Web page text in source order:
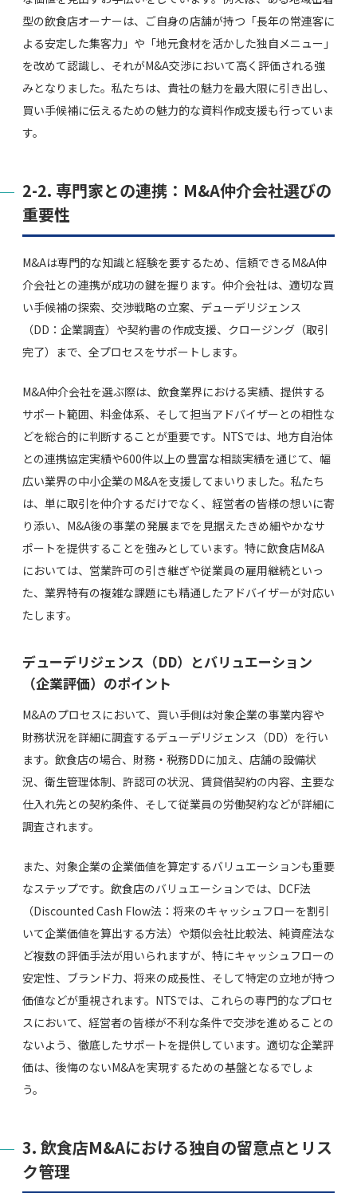
型の飲食店オーナーは、ご自身の店舗が持つ「長年の常連客に
よる安定した集客力」や「地元食材を活かした独自メニュー」
を改めて認識し、それがM&A交渉において高く評価される強
みとなりました。私たちは、貴社の魅力を最大限に引き出し、
買い手候補に伝えるための魅力的な資料作成支援も行っていま
す。
2-2. 専門家との連携：M&A仲介会社選びの
重要性
M&Aは専門的な知識と経験を要するため、信頼できるM&A仲
介会社との連携が成功の鍵を握ります。仲介会社は、適切な買
い手候補の探索、交渉戦略の立案、デューデリジェンス
（DD：企業調査）や契約書の作成支援、クロージング（取引
完了）まで、全プロセスをサポートします。
M&A仲介会社を選ぶ際は、飲食業界における実績、提供する
サポート範囲、料金体系、そして担当アドバイザーとの相性な
どを総合的に判断することが重要です。NTSでは、地方自治体
との連携協定実績や600件以上の豊富な相談実績を通じて、幅
広い業界の中小企業のM&Aを支援してまいりました。私たち
は、単に取引を仲介するだけでなく、経営者の皆様の想いに寄
り添い、M&A後の事業の発展までを見据えたきめ細やかなサ
ポートを提供することを強みとしています。特に飲食店M&A
においては、営業許可の引き継ぎや従業員の雇用継続といっ
た、業界特有の複雑な課題にも精通したアドバイザーが対応い
たします。
デューデリジェンス（DD）とバリュエーション
（企業評価）のポイント
M&Aのプロセスにおいて、買い手側は対象企業の事業内容や
財務状況を詳細に調査するデューデリジェンス（DD）を行い
ます。飲食店の場合、財務・税務DDに加え、店舗の設備状
況、衛生管理体制、許認可の状況、賃貸借契約の内容、主要な
仕入れ先との契約条件、そして従業員の労働契約などが詳細に
調査されます。
また、対象企業の企業価値を算定するバリュエーションも重要
なステップです。飲食店のバリュエーションでは、DCF法
（Discounted Cash Flow法：将来のキャッシュフローを割引
いて企業価値を算出する方法）や類似会社比較法、純資産法な
ど複数の評価手法が用いられますが、特にキャッシュフローの
安定性、ブランド力、将来の成長性、そして特定の立地が持つ
価値などが重視されます。NTSでは、これらの専門的なプロセ
スにおいて、経営者の皆様が不利な条件で交渉を進めることの
ないよう、徹底したサポートを提供しています。適切な企業評
価は、後悔のないM&Aを実現するための基盤となるでしょ
う。
3. 飲食店M&Aにおける独自の留意点とリス
ク管理